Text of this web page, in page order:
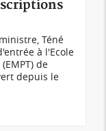
Téné
à l'Ecole
de
depuis le